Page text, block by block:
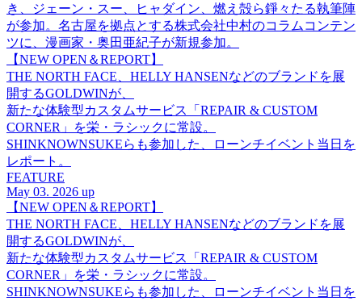
き、ジェーン・スー、ヒャダイン、燃え殻ら錚々たる執筆陣
が参加。名古屋を拠点とする株式会社中村のコラムコンテン
ツに、漫画家・奥田亜紀子が新規参加。
【NEW OPEN＆REPORT】
THE NORTH FACE、HELLY HANSENなどのブランドを展
開するGOLDWINが、
新たな体験型カスタムサービス「REPAIR & CUSTOM
CORNER」を栄・ラシックに常設。
SHINKNOWNSUKEらも参加した、ローンチイベント当日を
レポート。
FEATURE
May 03. 2026 up
【NEW OPEN＆REPORT】
THE NORTH FACE、HELLY HANSENなどのブランドを展
開するGOLDWINが、
新たな体験型カスタムサービス「REPAIR & CUSTOM
CORNER」を栄・ラシックに常設。
SHINKNOWNSUKEらも参加した、ローンチイベント当日を